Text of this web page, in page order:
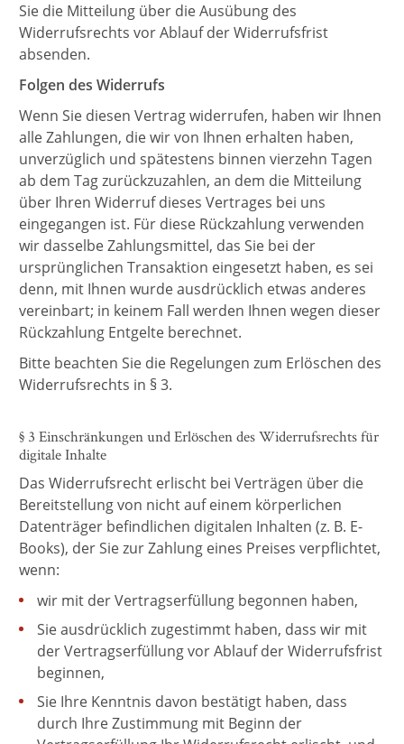
Sie die Mitteilung über die Ausübung des
Widerrufsrechts vor Ablauf der Widerrufsfrist
absenden.
Folgen des Widerrufs
Wenn Sie diesen Vertrag widerrufen, haben wir Ihnen
alle Zahlungen, die wir von Ihnen erhalten haben,
unverzüglich und spätestens binnen vierzehn Tagen
ab dem Tag zurückzuzahlen, an dem die Mitteilung
über Ihren Widerruf dieses Vertrages bei uns
eingegangen ist. Für diese Rückzahlung verwenden
wir dasselbe Zahlungsmittel, das Sie bei der
ursprünglichen Transaktion eingesetzt haben, es sei
denn, mit Ihnen wurde ausdrücklich etwas anderes
vereinbart; in keinem Fall werden Ihnen wegen dieser
Rückzahlung Entgelte berechnet.
Bitte beachten Sie die Regelungen zum Erlöschen des
Widerrufsrechts in § 3.
§ 3 Einschränkungen und Erlöschen des Widerrufsrechts für
digitale Inhalte
Das Widerrufsrecht erlischt bei Verträgen über die
Bereitstellung von nicht auf einem körperlichen
Datenträger befindlichen digitalen Inhalten (z. B. E-
Books), der Sie zur Zahlung eines Preises verpflichtet,
wenn:
wir mit der Vertragserfüllung begonnen haben,
Sie ausdrücklich zugestimmt haben, dass wir mit
der Vertragserfüllung vor Ablauf der Widerrufsfrist
beginnen,
Sie Ihre Kenntnis davon bestätigt haben, dass
durch Ihre Zustimmung mit Beginn der